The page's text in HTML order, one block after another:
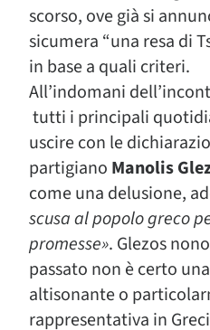
scorso, ove già si
sicumera “una resa di
in base a quali criteri.
All’indomani
tutti i principali
uscire con le
partigiano Manolis
come una delusione,
scusa al popolo greco
promesse». Glezos
passato non è certo
altisonante o
rappresentativa in